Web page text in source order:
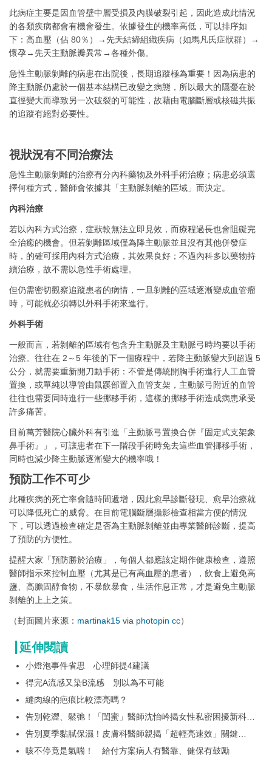
此病症主要是因血管壁中層受損及內膜破裂引起，因此造成此情況
的各類疾病都會有機會發生。依據發生的機率高低，可以排序如
下：高血壓（佔 80％）→先天結締組織疾病（如馬凡氏症狀群）→
懷孕→先天主動脈瓣異常→各種外傷。
急性主動脈剝離的病患在出院後，長期追蹤極為重要！因為病患的
降主動脈仍處於一個基本結構已改變之病態，所以最大的隱憂在於
直徑變大而導致另一次破裂的可能性，故藉由電腦斷層或核磁共振
的追蹤有絕對必要性。
視狀況有不同治療法
急性主動脈剝離的治療有分內科藥物及外科手術治療；病患必須選
擇何種方式，醫師會依據其「主動脈剝離的區域」而決定。
內科治療
若以內科方式治療，症狀較無法立即見效，而療程過長也會阻礙完
全治癒的機會。但若剝離區域僅為降主動脈並且沒有其他併發症
時，的確可採用內科方式治療，其效果良好；不過內科多以藥物持
續治療，故不需以急性手術處理。
但仍需密切觀察追蹤患者的病情，一旦剝離的區域逐漸變成血管瘤
時，可能就必須轉以外科手術來進行。
外科手術
一般而言，若剝離的區域有包含升主動脈及主動脈弓時均要以手術
治療。往往在 2～5 年後的下一個療程中，若降主動脈變大到超過 5
公分，就需要重新開刀動手術：不管是傳統開胸手術進行人工血管
置換，或單純以導管由鼠蹊部置入血管支架，主動脈弓附近的血管
往往也需要同時進行一些挪移手術，這樣的挪移手術造成病患承受
許多痛苦。
目前萬芳醫院心臟外科有引進「主動脈弓置換合併『固定式支架象
鼻手術』」，可讓患者在下一階段手術時免去這些血管挪移手術，
同時也減少降主動脈逐漸變大的機率哦！
預防工作不可少
此種疾病的死亡率會隨時間遞增，因此愈早診斷發現、愈早治療就
可以降低死亡的威脅。在目前電腦斷層攝影檢查相當方便的情況
下，可以透過檢查確定是否為主動脈剝離並由專業醫師診斷，提高
了預防的方便性。
提醒大家「預防勝於治療」，每個人都應該定期作健康檢查，遵照
醫師指示來控制血壓（尤其是已有高血壓的患者），飲食上避免高
鹽、高膽固醇食物，不暴飲暴食，生活作息正常，才是避免主動脈
剝離的上上之策。
（封面圖片來源： martinak15 via photopin cc）
延伸閱讀
小燈泡事件省思 心理師提4建議
得完A流感又染B流感 別以為不可能
縫肉線的疤痕比較漂亮嗎？
告別乾澀、鬆弛！「閨蜜」醫師沈怡岒揭女性私密困擾新科技
解方
告別夏季黏膩保濕！皮膚科醫師親揭「超輕亮速效」關鍵
+176%極速補水*！BIODERMA ＃快充補水瓶 挑戰最輕水亮
境界！
咳不停竟是氣喘！ 給付方案病人有醫靠、健保有鼓勵